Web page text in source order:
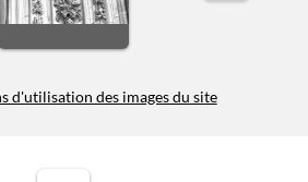
d'utilisation des images du site